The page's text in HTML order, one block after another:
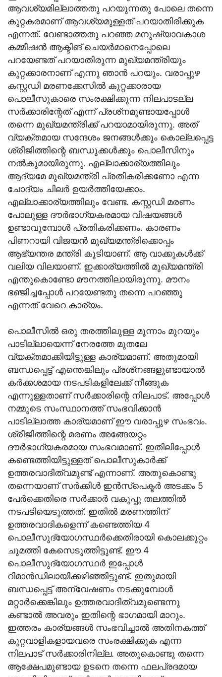
ആവശ്യമില്ലാത്തതു പറയുന്നതു പോലെ തന്നെ
കുറ്റകരമാണ് ആവശ്യമുള്ളത് പറയാതിരിക്കുക
എന്നത്. വേണ്ടാത്തതു പറഞ്ഞ മനുഷ്യാവകാശ
കമ്മീഷന്‍ ആക്ടിങ് ചെയര്‍മാനെപ്പോലെ
പറയേണ്ടത് പറയാതിരുന്ന മുഖ്യമന്ത്രിയും
കുറ്റക്കാരനാണ് എന്നു ഞാന്‍ പറയും. വരാപ്പുഴ
കസ്റ്റഡി മരണക്കേസില്‍ കുറ്റക്കാരായ
പൊലീസുകാരെ സംരക്ഷിക്കുന്ന നിലപാടല്ല
സര്‍ക്കാരിന്റേത് എന്ന് പ്രശ്‌നമുണ്ടായപ്പോള്‍
തന്നെ മുഖ്യമന്ത്രിക്ക് പറയാമായിരുന്നു. അത്
വ്യക്തമായ സന്ദേശം ജനങ്ങള്‍ക്കും കൊല്ലപ്പെട്ട
ശ്രീജിത്തിന്റെ ബന്ധുക്കള്‍ക്കും പൊലീസിനും
നല്‍കുമായിരുന്നു. എല്ലാക്കാര്യത്തിലും
ആദ്യമേ മുഖ്യമന്ത്രി പ്രതികരിക്കണോ എന്ന
ചോദ്യം ചിലര്‍ ഉയര്‍ത്തിയേക്കാം.
എല്ലാക്കാര്യത്തിലും വേണ്ട. കസ്റ്റഡി മരണം
പോലുള്ള ദൗര്‍ഭാഗ്യകരമായ വിഷയങ്ങള്‍
ഉണ്ടാവുമ്പോള്‍ പ്രതികരിക്കണം. കാരണം
പിണറായി വിജയന്‍ മുഖ്യമന്ത്രിക്കൊപ്പം
ആഭ്യന്തര മന്ത്രി കൂടിയാണ്. ആ വാക്കുകള്‍ക്ക്
വലിയ വിലയാണ്. ഇക്കാര്യത്തില്‍ മുഖ്യമന്ത്രി
എന്തുകൊണ്ടോ മൗനത്തിലായിരുന്നു. മൗനം
ഭഞ്ജിച്ചപ്പോള്‍ പറയേണ്ടതു തന്നെ പറഞ്ഞു
എന്നത് വേറെ കാര്യം.
പൊലീസില്‍ ഒരു തരത്തിലുള്ള മൂന്നാം മുറയും
പാടില്ലായെന്ന് നേരത്തേ മുതലേ
വ്യക്തമാക്കിയിട്ടുള്ള കാര്യമാണ്. അതുമായി
ബന്ധപ്പെട്ട് എന്തെങ്കിലും പ്രശ്‌നങ്ങളുണ്ടായാല്‍
കര്‍ക്കശമായ നടപടികളിലേക്ക് നീങ്ങുക
എന്നുള്ളതാണ് സര്‍ക്കാരിന്റെ നിലപാട്. അപ്പോള്‍
നമ്മുടെ സംസ്ഥാനത്ത് സംഭവിക്കാന്‍
പാടില്ലാത്ത കാര്യമാണ് ഈ വരാപ്പുഴ സംഭവം.
ശ്രീജിത്തിന്റെ മരണം അങ്ങേയറ്റം
ദൗര്‍ഭാഗ്യകരമായ സംഭവമാണ്. ഇതിലിപ്പോള്‍
കണ്ടെത്തിയിട്ടുള്ളത് പൊലീസുകാര്‍ക്ക്
ഉത്തരവാദിത്വമുണ്ട് എന്നാണ്. അതുകൊണ്ടു
തന്നെയാണ് സര്‍ക്കിള്‍ ഇന്‍സ്‌പെക്ടര്‍ അടക്കം 5
പേര്‍ക്കെതിരെ സര്‍ക്കാര്‍ വകുപ്പു തലത്തില്‍
നടപടിയെടുത്തത്. ഇതില്‍ മരണത്തിന്
ഉത്തരവാദികളെന്ന് കണ്ടെത്തിയ 4
പൊലീസുദ്യോഗസ്ഥര്‍ക്കെതിരായി കൊലക്കുറ്റം
ചുമത്തി കേസെടുത്തിട്ടുണ്ട്. ഈ 4
പൊലീസുദ്യോഗസ്ഥര്‍ ഇപ്പോള്‍
റിമാന്‍ഡിലായിക്കഴിഞ്ഞിട്ടുണ്ട്. ഇതുമായി
ബന്ധപ്പെട്ട് അന്വേഷണം നടക്കുമ്പോള്‍
മറ്റാര്‍ക്കെങ്കിലും ഉത്തരവാദിത്വമുണ്ടെന്നു
കണ്ടാല്‍ അവരും ഇതിന്റെ ഭാഗമായി മാറും.
ഇത്തരം കാര്യങ്ങള്‍ സംഭവിച്ചാല്‍ അതിനകത്ത്
കുറ്റവാളികളായവരെ സംരക്ഷിക്കുക എന്ന
നിലപാട് സര്‍ക്കാരിനില്ല. അതുകൊണ്ടു തന്നെ
ആക്ഷേപമുണ്ടായ ഉടനെ തന്നെ ഫലപ്രദമായ